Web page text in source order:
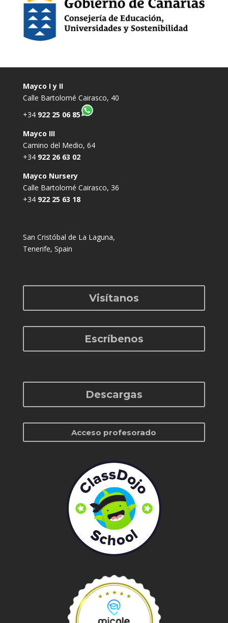
Mayco I y II
Calle Bartolomé Cairasco, 40
+34922 25 06 85
Mayco III
Camino del Medio, 64
+34922 26 63 02
Mayco Nursery
Calle Bartolomé Cairasco, 36
+34922 25 63 18
San Cristóbal de La Laguna,
Tenerife, Spain
Visítanos
Escríbenos
Descargas
Acceso profesorado